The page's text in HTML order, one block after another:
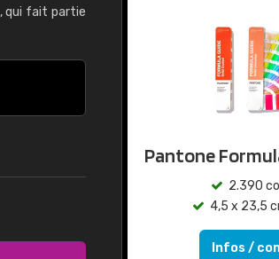
, qui fait partie
Pantone
2.390
4,5 x 23,5
Infos /